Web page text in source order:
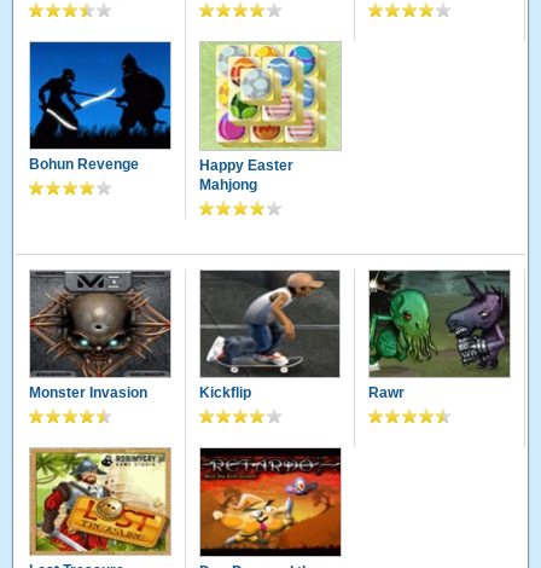
Bohun Revenge
Happy Easter
Mahjong
Monster Invasion Kickflip Rawr